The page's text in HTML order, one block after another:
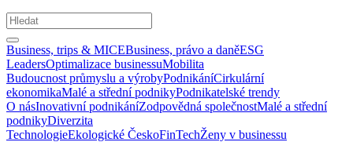
Business, trips & MICEBusiness, právo a daněESG
LeadersOptimalizace businessuMobilita
Budoucnost průmyslu a výrobyPodnikáníCirkulární
ekonomikaMalé a střední podnikyPodnikatelské trendy
O násInovativní podnikáníZodpovědná společnostMalé a střední
podnikyDiverzita
TechnologieEkologické ČeskoFinTechŽeny v businessu